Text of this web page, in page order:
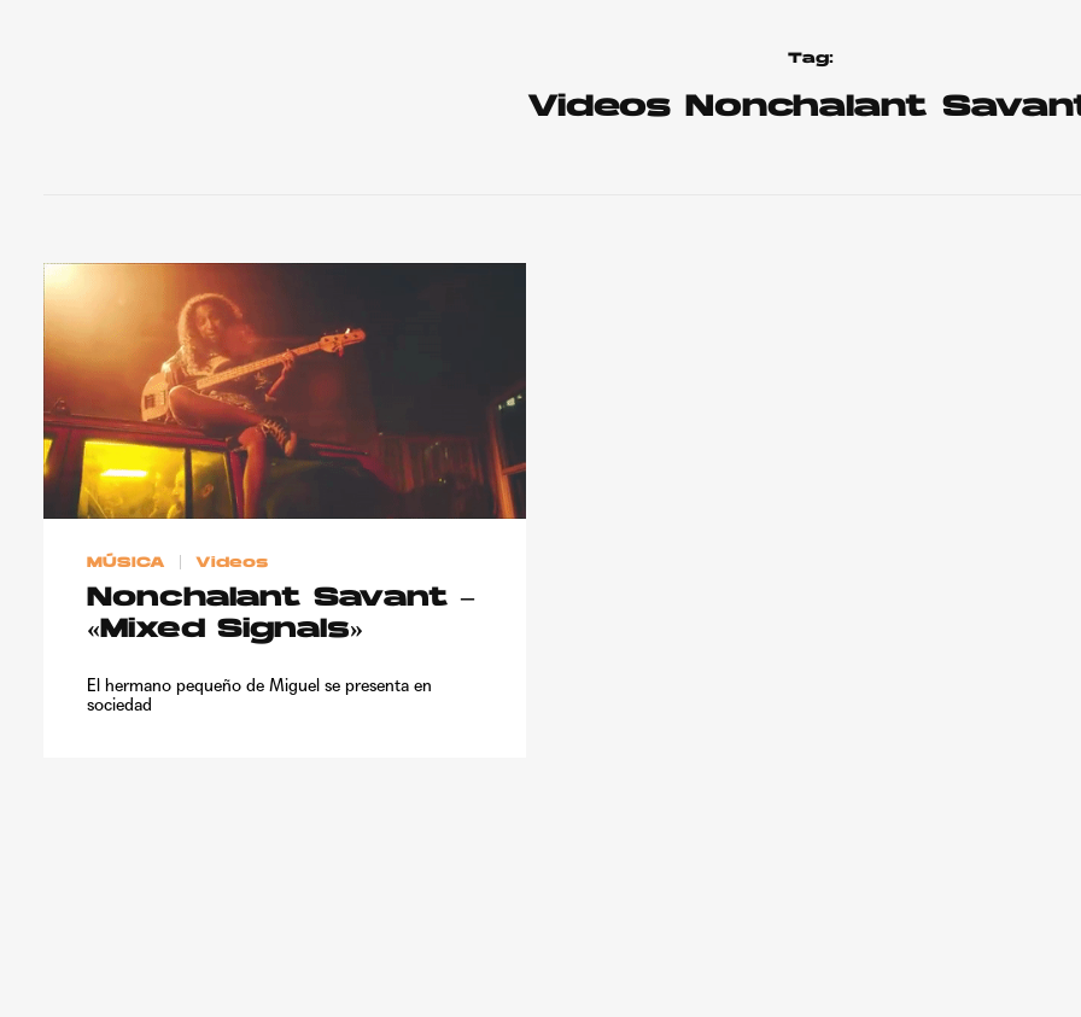
Tag:
Videos Nonchalant
MÚSICA Videos
Nonchalant Savant –
«Mixed Signals»
El hermano pequeño de Miguel se presenta en
sociedad